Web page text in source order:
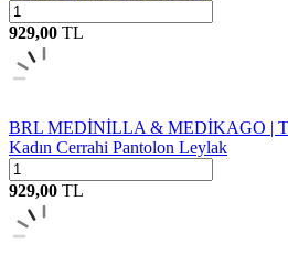
929,00 TL
BRL MEDİNİLLA & MEDİKAGO |
Kadın Cerrahi Pantolon Leylak
929,00 TL